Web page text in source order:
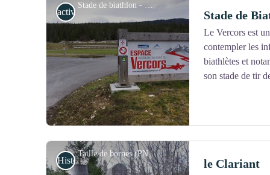
Voir l'image en plein écran
Vercors/Porte d'Herbouilly.
En ski nordique, en raquettes ou à pied, le choix de
naturelles, les lieux chargés d'histoires, les points de
Vercors,...
Stade de biathlon - PNRV
activités de pleine nature Stade de
Le Vercors est
contempler les
biathlètes et
son stade de tir
Taille de bornes (PNRV) - PNRV
Histoire et patrimoine le Clariant